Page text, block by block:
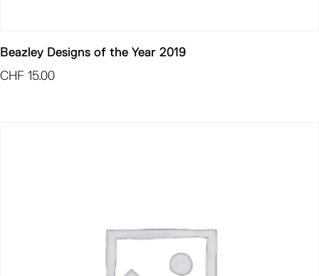
Beazley Designs of the Year 2019
CHF 15.00